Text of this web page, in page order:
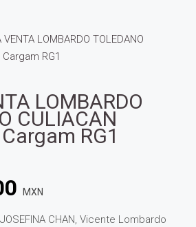
VENTA LOMBARDO TOLEDANO
RG1
LOMBARDO
CULIACAN
RG1
MXN
JOSEFINA CHAN, Vicente Lombardo